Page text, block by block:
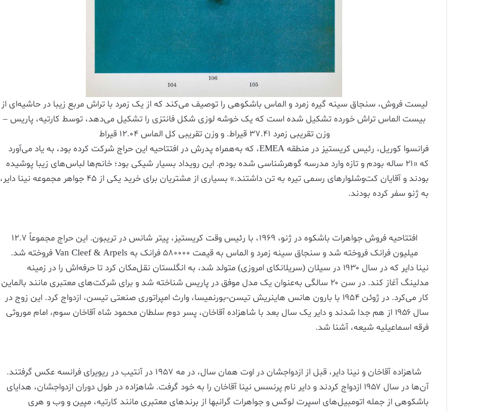
لیست فروش، سنجاق سینه گیره زمرد و الماس باشکوهی را توصیف می‌کند که از یک زمرد با تراش مربع زیبا در حاشیه‌ای از
بیست الماس تراش خورده تشکیل شده است که یک خوشه لوزی شکل فانتزی را تشکیل می‌دهد، توسط کارتیه، پاریس –
وزن تقریبی زمرد 37.41 قیراط. و وزن تقریبی کل الماس 12.04 قیراط
فرانسوا کوریل، رئیس کریستیز در منطقه EMEA، که به‌همراه پدرش در افتتاحیه این حراج شرکت کرده بود، به یاد می‌آورد
که «۲۱ ساله بودم و تازه وارد مدرسه گوهرشناسی شده بودم. این رویداد بسیار شیکی بود؛ خانم‌ها لباس‌های زیبا پوشیده
بودند و آقایان کت‌وشلوارهای رسمی تیره به تن داشتند.» بسیاری از مشتریان برای خرید یکی از ۴۵ جواهر مجموعه نینا دایر،
به ژنو سفر کرده بودند.
افتتاحیه فروش جواهرات باشکوه در ژنو، 1969، با رئیس وقت کریستیز، پیتر شانس در تریبون. این حراج مجموعاً 12.7
میلیون فرانک فروخته شد و سنجاق سینه زمرد و الماس به قیمت 580000 فرانک به Van Cleef & Arpels فروخته شد.
نینا دایر که در سال ۱۹۳۰ در سیلان (سریلانکای امروزی) متولد شد، به انگلستان نقل‌مکان کرد تا حرفه‌اش را در زمینه
مدلینگ آغاز کند. در سن ۲۰ سالگی به‌عنوان یک مدل موفق در پاریس شناخته شد و برای شرکت‌های معتبری مانند بالماین
کار می‌کرد. در ژوئن ۱۹۵۴ با بارون هانس هاینریش تیسن-بورنمیسا، وارث امپراتوری صنعتی تیسن، ازدواج کرد. این زوج در
سال ۱۹۵۶ از هم جدا شدند و دایر یک سال بعد با شاهزاده آقاخان، پسر دوم سلطان محمود شاه آقاخان سوم، امام موروثی
فرقه اسماعیلیه شیعه، آشنا شد.
شاهزاده آقاخان و نینا دایر، قبل از ازدواجشان در اوت همان سال، در مه 1957 در آنتیب در ریویرای فرانسه عکس گرفتند.
آن‌ها در سال ۱۹۵۷ ازدواج کردند و دایر نام پرنسس نینا آقاخان را به خود گرفت. شاهزاده در طول دوران ازدواجشان، هدایای
باشکوهی از جمله اتومبیل‌های اسپرت لوکس و جواهرات گرانبها از برندهای معتبری مانند کارتیه، مپین و وب و هری